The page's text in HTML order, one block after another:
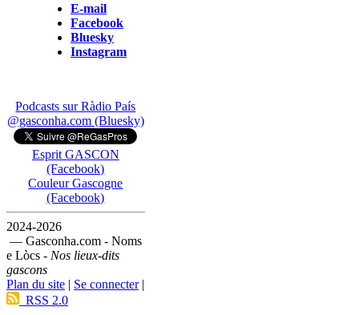
E-mail
Facebook
Bluesky
Instagram
Podcasts sur Ràdio País
@gasconha.com (Bluesky)
Esprit GASCON
(Facebook)
Couleur Gascogne
(Facebook)
2024-2026
— Gasconha.com - Noms
e Lòcs - Nos lieux-dits
gascons
Plan du site | Se connecter|
RSS 2.0